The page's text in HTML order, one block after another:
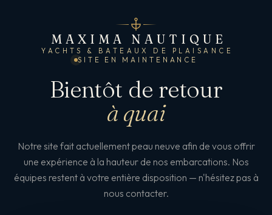
MAXIMA NAUTIQUE
YACHTS & BATEAUX DE PLAISANCE
SITE EN MAINTENANCE
Bientôt de retour
à quai
Notre site fait actuellement peau neuve afin de vous offrir
une expérience à la hauteur de nos embarcations. Nos
équipes restent à votre entière disposition — n'hésitez pas à
nous contacter.